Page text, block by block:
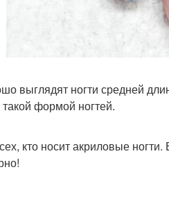
выглядят ногти средней
формой ногтей.
кто носит акриловые ногти.